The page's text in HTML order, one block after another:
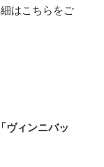
はこちらをご
ヴィンニバッ